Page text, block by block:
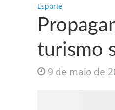
Esporte
turismo
9 de maio de